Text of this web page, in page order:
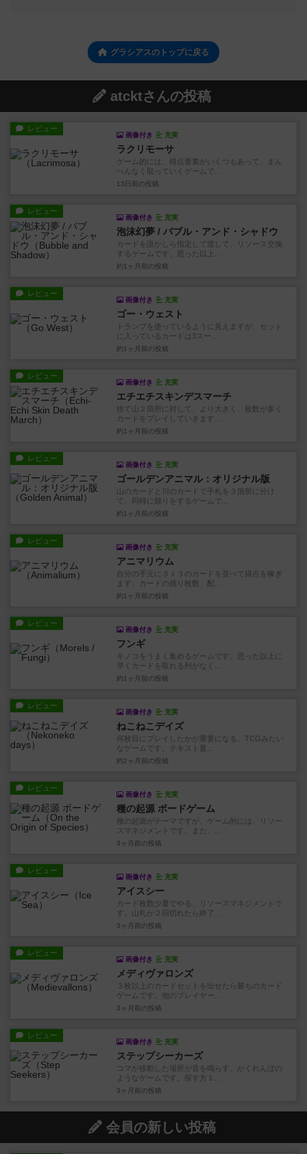
グラシアスのトップに戻る
atcktさんの投稿
レビュー
画像付き 充実
ラクリモーサ
ゲーム的には、得点要素がいくつもあって、まん
べんなく取っていくゲームで...
13日前 の投稿
レビュー
画像付き 充実
泡沫幻夢 / バブル・アンド・シャドウ
カードを誰かしら指定して渡して、リソース交換
するゲームです。思った以上...
約1ヶ月前 の投稿
レビュー
画像付き 充実
ゴー・ウェスト
トランプを使っているように見えますが、セット
に入っているカードは3スー...
約1ヶ月前 の投稿
レビュー
画像付き 充実
エチエチスキンデスマーチ
捨て山２箇所に対して、より大きく、枚数が多く
カードをプレイしていきます...
約1ヶ月前 の投稿
レビュー
画像付き 充実
ゴールデンアニマル：オリジナル版
山のカードと川のカードで手札を３箇所に分け
て、同時に競りをするゲームで...
約1ヶ月前 の投稿
レビュー
画像付き 充実
アニマリウム
自分の手元に３ｘ３のカードを並べて得点を稼ぎ
ます。カードの残り枚数、配...
約1ヶ月前 の投稿
レビュー
画像付き 充実
フンギ
キノコをうまく集めるゲームです。思った以上に
早くカードを取れる列がなく...
約1ヶ月前 の投稿
レビュー
画像付き 充実
ねこねこデイズ
何枚目にプレイしたかが重要になる、TCGみたい
なゲームです。テキスト量...
約2ヶ月前 の投稿
レビュー
画像付き 充実
種の起源 ボードゲーム
種の起源がテーマですが、ゲーム的には、リソー
スマネジメントです。また、...
3ヶ月前 の投稿
レビュー
画像付き 充実
アイスシー
カード枚数少量でやる、リソースマネジメントで
す。山札が２回切れたら終了...
3ヶ月前 の投稿
レビュー
画像付き 充実
メディヴァロンズ
３枚以上のカードセットを出せたら勝ちのカード
ゲームです。他のプレイヤー...
3ヶ月前 の投稿
レビュー
画像付き 充実
ステップシーカーズ
コマが移動した場所が音を鳴らす、かくれんぼの
ようなゲームです。探す方１...
3ヶ月前 の投稿
会員の新しい投稿